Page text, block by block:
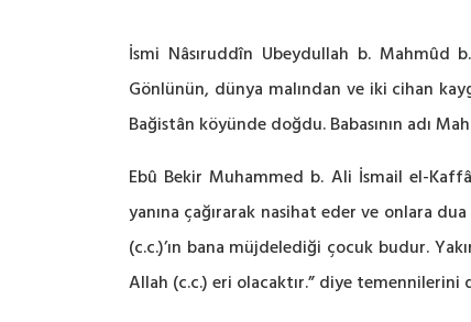
İsmi Nâsıruddîn Ubeydullah b. Mahmûd
Gönlünün, dünya malından ve iki cihan
Bağistân köyünde doğdu. Babasının adı
Ebû Bekir Muhammed b. Ali İsmail el-
yanına çağırarak nasihat eder ve onlara
(c.c.)’ın bana müjdelediği çocuk budur.
Allah (c.c.) eri olacaktır.” diye temennilerini